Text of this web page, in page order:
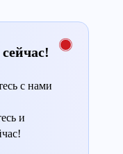
с нами
и